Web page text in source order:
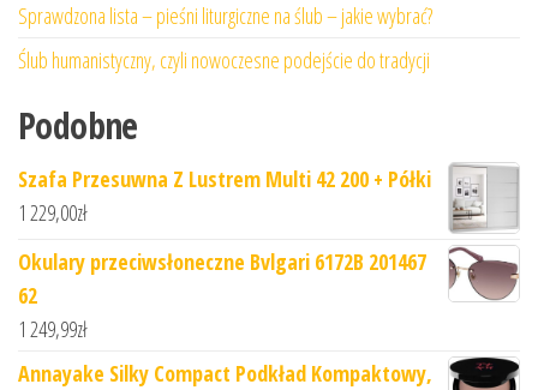
Sprawdzona lista – pieśni liturgiczne na ślub – jakie wybrać?
Ślub humanistyczny, czyli nowoczesne podejście do tradycji
Podobne
Szafa Przesuwna Z Lustrem Multi 42 200 + Półki
1 229,00zł
Okulary przeciwsłoneczne Bvlgari 6172B 201467
62
1 249,99zł
Annayake Silky Compact Podkład Kompaktowy,